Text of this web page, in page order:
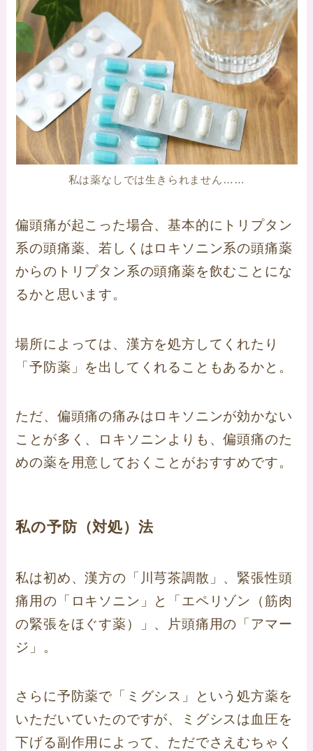
私は薬なしでは生きられません……
偏頭痛が起こった場合、基本的にトリプタン
系の頭痛薬、若しくはロキソニン系の頭痛薬
からのトリプタン系の頭痛薬を飲むことにな
るかと思います。
場所によっては、漢方を処方してくれたり
「予防薬」を出してくれることもあるかと。
ただ、偏頭痛の痛みはロキソニンが効かない
ことが多く、ロキソニンよりも、偏頭痛のた
めの薬を用意しておくことがおすすめです。
私の予防（対処）法
私は初め、漢方の「川芎茶調散」、緊張性頭
痛用の「ロキソニン」と「エペリゾン（筋肉
の緊張をほぐす薬）」、片頭痛用の「アマー
ジ」。
さらに予防薬で「ミグシス」という処方薬を
いただいていたのですが、
ミグシスは血圧を
下げる副作用によって、ただでさえむちゃく